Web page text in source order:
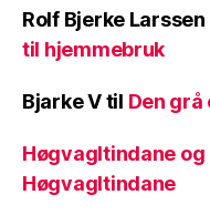
Rolf Bjerke Larssen
til hjemmebruk
Bjarke Vtil Den grå
Høgvagltindane og
Høgvagltindane